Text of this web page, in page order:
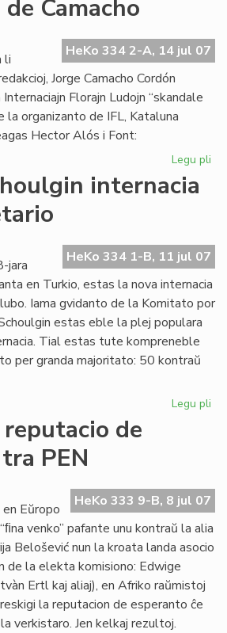
Camacho
HeKo 334 2-A, 14 jul 07
li
Jorge Camacho Cordón
Florajn Ludojn “skandale
la organizanto de IFL, Kataluna
Hector Alós i Font:
Legu pli
internacia
HeKo 334 1-B, 11 jul 07
jara
en Turkio, estas la nova internacia
Iama gvidanto de la Komitato por
estas eble la plej populara
Tial estas tute kompreneble
per granda majoritato: 50 kontraŭ
Legu pli
de
PEN
HeKo 333 9-B, 8 jul 07
Eŭropo
venko” pafante unu kontraŭ la alia
Belošević nun la kroata landa asocio
de la elekta komisiono: Edwige
Ertl kaj aliaj), en Afriko raŭmistoj
la reputacion de esperanto ĉe
verkistaro. Jen kelkaj rezultoj.